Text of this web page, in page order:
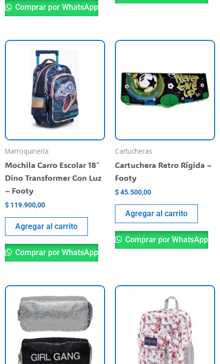
Comprar por WhatsApp
Marroquinería
Mochila Carro Escolar 18″
Dino Transformer Con Luz
– Footy
$ 119.900,00
Agregar al carrito
Comprar por WhatsApp
Cartucheras
Cartuchera Retro Rígida –
Footy
$45.500,00
Agregar al carrito
Comprar por WhatsApp
Este